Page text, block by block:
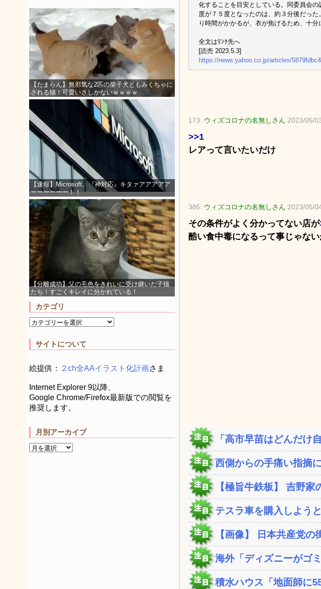
【たまらん】無邪気な2匹の柴子犬ともみくちゃに
される猫！可愛いさしかないｗｗｗｗ
【速報】Microsoft、『神対応』キタァアアアアア
ーーーーーー！！
【分離成功】父の毛色をきれいに受け継いだ子猫
たち！すごくキレイに分かれている！
カテゴリ
サイトについて
絵提供： ２ch全AAイラスト化計画さま
Internet Explorer 9以降、
Google Chrome/Firefox最新版での閲覧を
推奨します。
月別アーカイブ
化することを目安としている。同委員会
度が７５度となったのは、約３分後だっ
り時間がかかるが、衣が焦げるため、十
全文はﾘﾝｸ先へ
[読売 2023.5.3]
https://news.yahoo.co.jp/articles/
173: ウィズコロナの名無しさん 2023/05/
>>1
レアって言いたいだけ
385: ウィズコロナの名無しさん 2023/05/
その条件がよく分かってない店が
酷い食中毒になるって事じゃな
「高市早苗はどんだけ
西側からの手痛い指摘
【極旨牛鉄板】 吉野
テスラ車を購入しよう
【画像】 日本共産党
海外「ディズニーがゴ
積水ハウス「地面師に